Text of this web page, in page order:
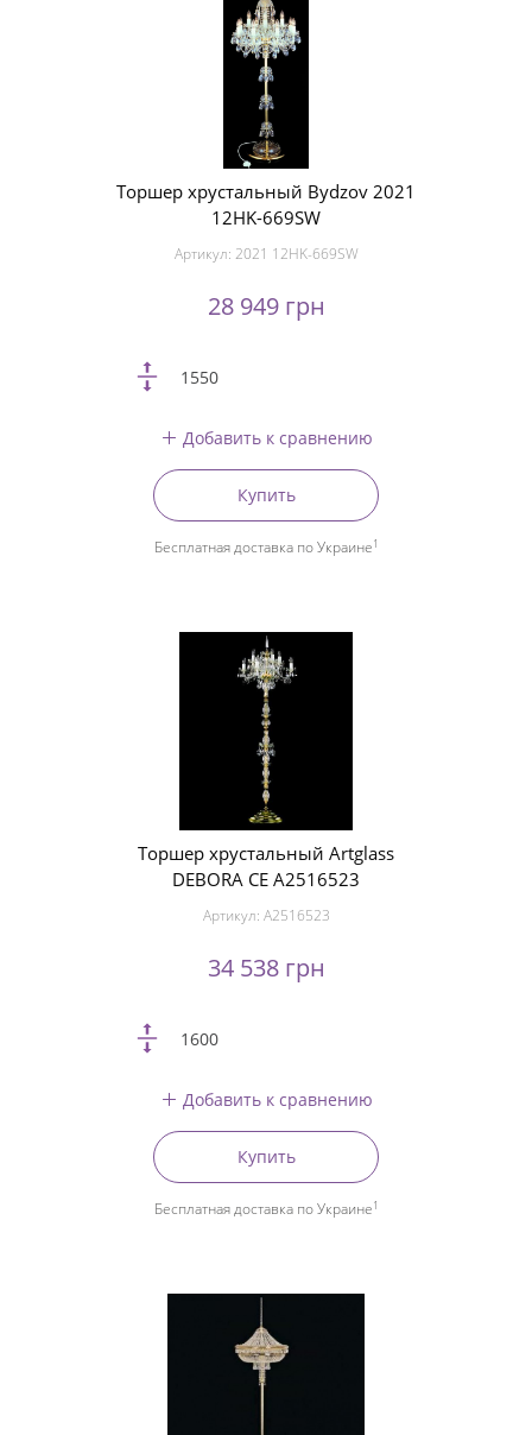
Торшер хрустальный Bydzov 2021
12HK-669SW
Артикул: 2021 12HK-669SW
28 949 грн
1550
Добавить к сравнению
Купить
Бесплатная доставка по Украине1
Торшер хрустальный Artglass
DEBORA CE A2516523
Артикул: A2516523
34 538 грн
1600
Добавить к сравнению
Купить
Бесплатная доставка по Украине1